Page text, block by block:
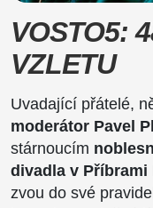
VOSTO5:
VZLETU
Uvadající přátelé,
moderátor Pavel
stárnoucím
divadla v Příbrami
zvou do své